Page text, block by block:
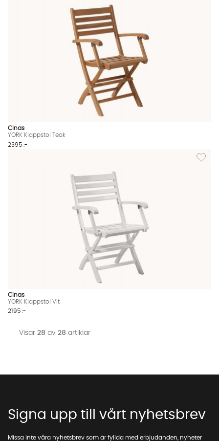
Cinas
YORK Klappstol Teak
2395 :-
Lägg
Cinas
YORK Klappstol Vit
2195 :-
Visar 28 av 28 artiklar
Signa upp till vårt nyhetsbrev
Missa inte våra nyhetsbrev som är fyllda med erbjudanden, nyheter